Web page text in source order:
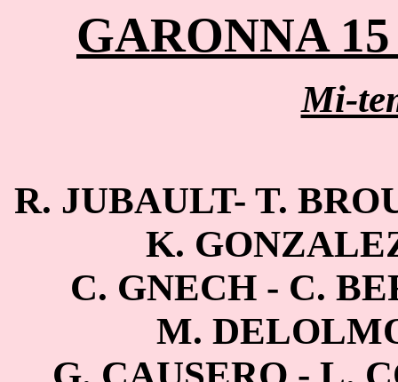
GARONNA
Mi-
R. JUBAULT- T.
K.
C. GNECH - C.
M.